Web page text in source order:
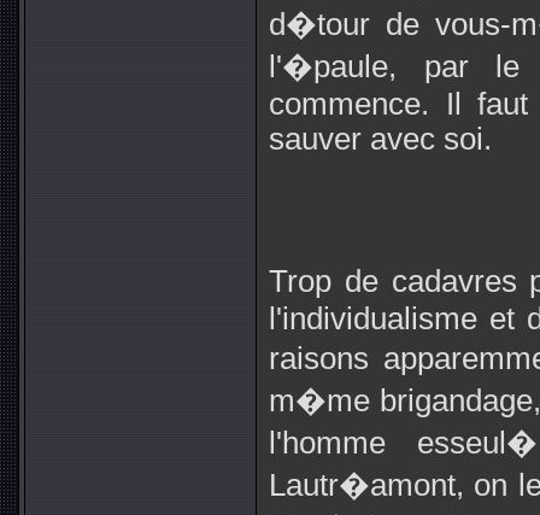
d�tour de vous-
l'�paule, par
commence. Il
sauver avec soi.
Trop de cadavres
l'individualisme et
raisons
m�me
l'homme
Lautr�amont, on